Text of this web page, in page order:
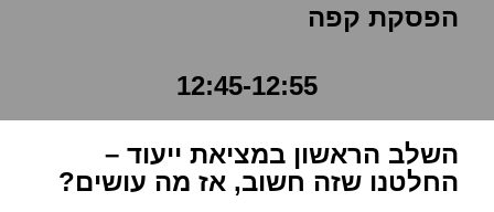
הפסקת קפה
12:45-12:55
השלב הראשון במציאת ייעוד –
החלטנו שזה חשוב, אז מה עושים?